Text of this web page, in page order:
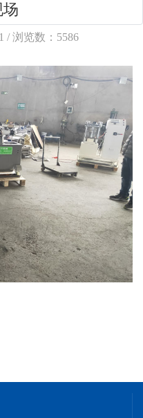
/ 浏览数：5586